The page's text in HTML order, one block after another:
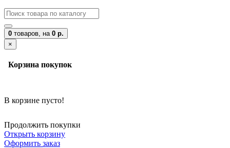
0 товаров, на 0 р.
×
Корзина покупок
В корзине пусто!
Продолжить покупки
Открыть корзину
Оформить заказ